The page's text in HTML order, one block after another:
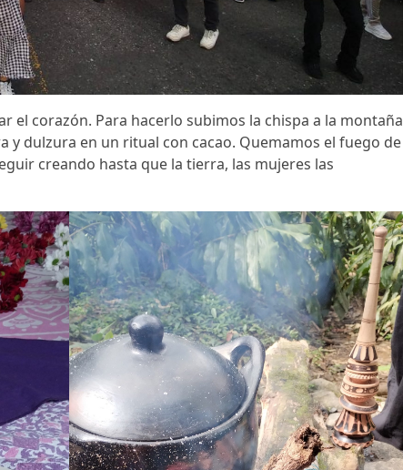
el corazón. Para hacerlo subimos la chispa a la montaña
y dulzura en un ritual con cacao. Quemamos el fuego de
creando hasta que la tierra, las mujeres las